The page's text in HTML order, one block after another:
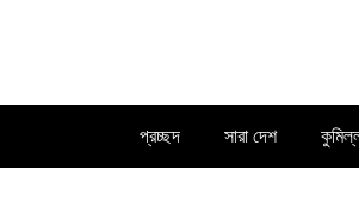
প্রচ্ছদ সারা দেশ